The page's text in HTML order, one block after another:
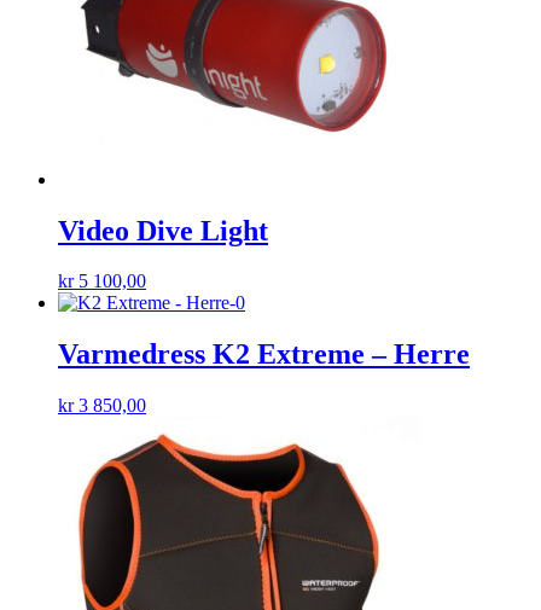
Video Dive Light
kr5 100,00
Varmedress K2 Extreme – Herre
kr3 850,00